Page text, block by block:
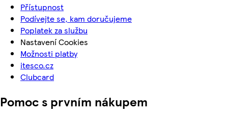
Přístupnost
Podívejte se, kam doručujeme
Poplatek za službu
Nastavení Cookies
Možnosti platby
itesco.cz
Clubcard
Pomoc s prvním nákupem